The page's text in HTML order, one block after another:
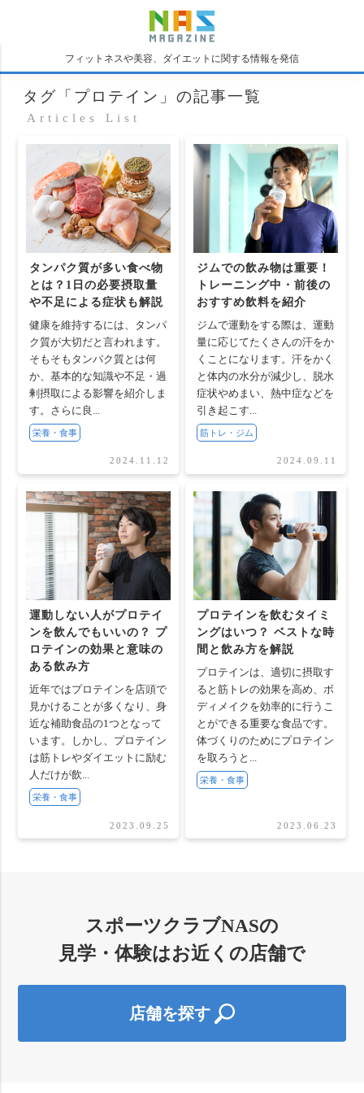
フィットネスや美容、ダイエットに関する情報を発信
タグ「プロテイン」の記事一覧
Articles List
タンパク質が多い食べ物
とは？1日の必要摂取量
や不足による症状も解説
健康を維持するには、タンパ
ク質が大切だと言われます。
そもそもタンパク質とは何
か、基本的な知識や不足・過
剰摂取による影響を紹介しま
す。さらに良...
栄養・食事
2024.11.12
ジムでの飲み物は重要！
トレーニング中・前後の
おすすめ飲料を紹介
ジムで運動をする際は、運動
量に応じてたくさんの汗をか
くことになります。汗をかく
と体内の水分が減少し、脱水
症状やめまい、熱中症などを
引き起こす...
筋トレ・ジム
2024.09.11
運動しない人がプロテイ
ンを飲んでもいいの？ プ
ロテインの効果と意味の
ある飲み方
近年ではプロテインを店頭で
見かけることが多くなり、身
近な補助食品の1つとなって
います。しかし、プロテイン
は筋トレやダイエットに励む
人だけが飲...
栄養・食事
2023.09.25
プロテインを飲むタイミ
ングはいつ？ ベストな時
間と飲み方を解説
プロテインは、適切に摂取す
ると筋トレの効果を高め、ボ
ディメイクを効率的に行うこ
とができる重要な食品です。
体づくりのためにプロテイン
を取ろうと...
栄養・食事
2023.06.23
スポーツクラブNASの
見学・体験はお近くの店舗で
店舗を探す